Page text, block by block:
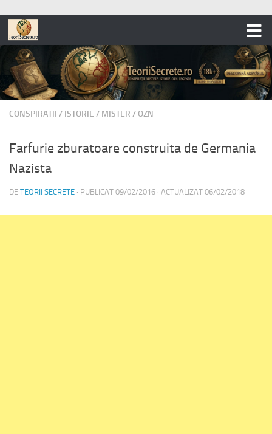
... ...
Skip to content
CONSPIRATII / ISTORIE / MISTER /OZN
Farfurie zburatoare construita de Germania
Nazista
DE TEORII SECRETE · PUBLICAT 09/02/2016 · ACTUALIZAT 06/02/2018